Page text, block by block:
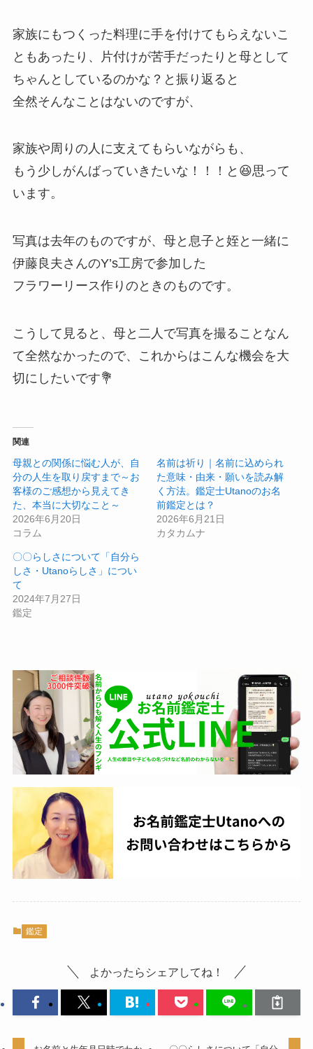
家族にもつくった料理に手を付けてもらえないこ
ともあったり、片付けが苦手だったりと母として
ちゃんとしているのかな？と振り返ると
全然そんなことはないのですが、
家族や周りの人に支えてもらいながらも、
もう少しがんばっていきたいな！！！と😆思って
います。
写真は去年のものですが、母と息子と姪と一緒に
伊藤良夫さんのY’s工房で参加した
フラワーリース作りのときのものです。
こうして見ると、母と二人で写真を撮ることなん
て全然なかったので、これからはこんな機会を大
切にしたいです💐
関連
母親との関係に悩む人が、自
分の人生を取り戻すまで～お
客様のご感想から見えてき
た、本当に大切なこと～
2026年6月20日
コラム
名前は祈り｜名前に込められ
た意味・由来・願いを読み解
く方法。鑑定士Utanoのお名
前鑑定とは？
2026年6月21日
カタカムナ
〇〇らしさについて「自分ら
しさ・Utanoらしさ」につい
て
2024年7月27日
鑑定
鑑定
よかったらシェアしてね！